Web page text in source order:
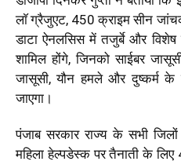
लाॅ ग्रैजुएट, 450 क्राइम सीन
डाटा ऐनलसिस में तजुर्बे और विशेष
शामिल होंगे, जिनको साईबर
जासूसी, यौन हमले और दुष्कर्म के
जाएगा।
पंजाब सरकार राज्य के सभी
महिला हेल्पडेस्क पर तैनाती के लिए